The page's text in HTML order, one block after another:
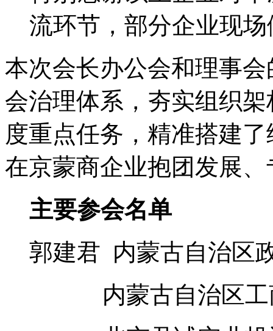
流环节，部分企业现
本次会长办公会和理事
会治理体系，夯实组织
度重点任务，精准搭建
在京蒙商企业抱团发展
主要参会名单
郭建君 内蒙古自治区
内蒙古自治区工